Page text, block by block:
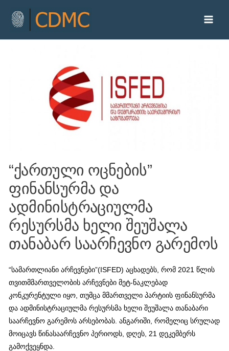
“ქართული ოცნების”
ფინანსურმა და
ადმინისტრაციულმა
რესურსმა ხელი შეუშალა
თანაბარ საარჩევნო გარემოს
“სამართლიანი არჩევნები”(ISFED) აცხადებს, რომ 2021 წლის
თვითმმართველობის არჩევნები მეტ-ნაკლებად
კონკურენტული იყო, თუმცა მმართველი პარტიის ფინანსურმა
და ადმინისტრაციულმა რესურსმა ხელი შეუშალა თანაბარი
საარჩევნო გარემოს არსებობას. ანგარიში, რომელიც სრულად
მოიცავს წინასაარჩევნო პერიოდს, დღეს, 21 დეკემბერს
გამოქვეყნდა.